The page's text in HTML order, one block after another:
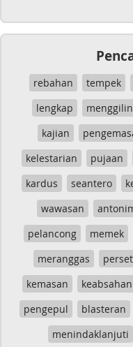
rebahan tempek
lengkap
kajian
kelestarian
pujaan
kardus
seantero
wawasan
pelancong
memek
meranggas
kemasan
keabsahan
pengepul
blasteran
menindaklanjuti